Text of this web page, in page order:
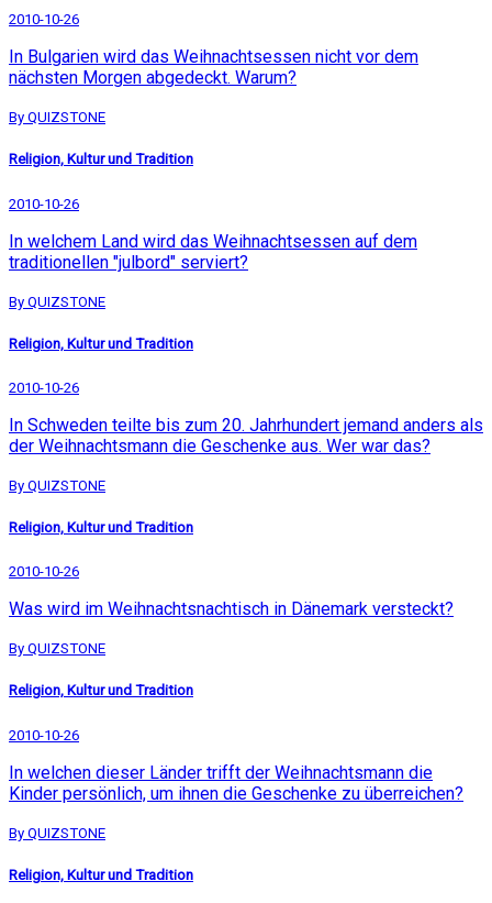
2010-10-26
In Bulgarien wird das Weihnachtsessen nicht vor dem
nächsten Morgen abgedeckt. Warum?
By QUIZSTONE
Religion, Kultur und Tradition
2010-10-26
In welchem Land wird das Weihnachtsessen auf dem
traditionellen "julbord" serviert?
By QUIZSTONE
Religion, Kultur und Tradition
2010-10-26
In Schweden teilte bis zum 20. Jahrhundert jemand anders als
der Weihnachtsmann die Geschenke aus. Wer war das?
By QUIZSTONE
Religion, Kultur und Tradition
2010-10-26
Was wird im Weihnachtsnachtisch in Dänemark versteckt?
By QUIZSTONE
Religion, Kultur und Tradition
2010-10-26
In welchen dieser Länder trifft der Weihnachtsmann die
Kinder persönlich, um ihnen die Geschenke zu überreichen?
By QUIZSTONE
Religion, Kultur und Tradition